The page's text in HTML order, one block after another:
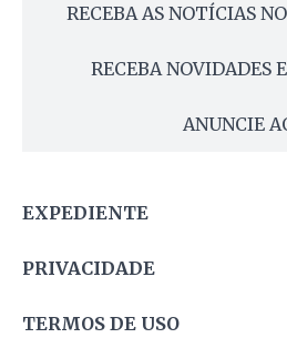
RECEBA AS NOTÍCIAS
RECEBA NOVIDADES
ANUNCIE
EXPEDIENTE
PRIVACIDADE
TERMOS DE USO